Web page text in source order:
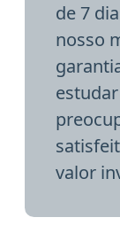
de 7
nosso
valor